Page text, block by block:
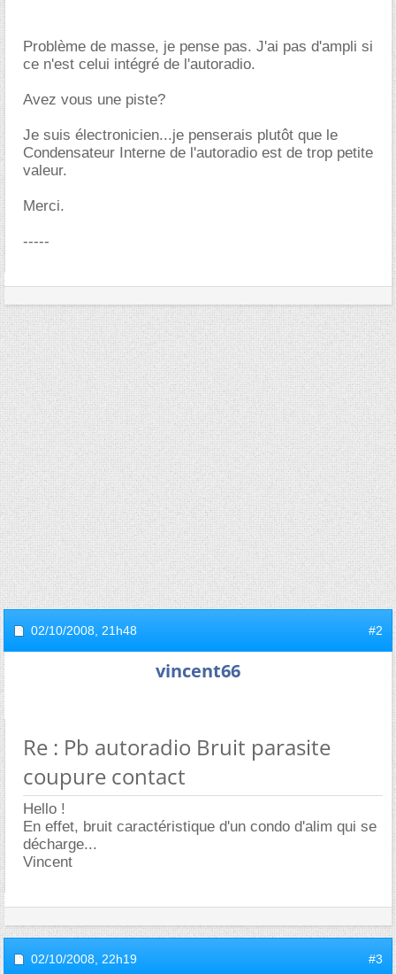
Problème de masse, je pense pas. J'ai pas d'ampli si
ce n'est celui intégré de l'autoradio.
Avez vous une piste?
Je suis électronicien...je penserais plutôt que le
Condensateur Interne de l'autoradio est de trop petite
valeur.
Merci.
-----
02/10/2008, 21h48 #2
vincent66
Re : Pb autoradio Bruit parasite
coupure contact
Hello !
En effet, bruit caractéristique d'un condo d'alim qui se
décharge...
Vincent
02/10/2008, 22h19 #3